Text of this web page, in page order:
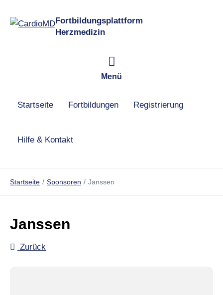
Fortbildungsplattform
Herzmedizin
Menü
Startseite Fortbildungen Registrierung
Hilfe & Kontakt
Startseite Sponsoren Janssen
Janssen
Zurück